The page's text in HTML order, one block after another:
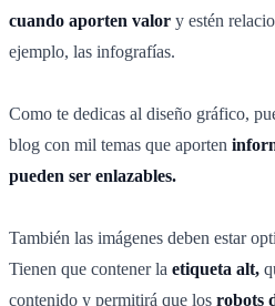
cuando aporten valor y estén
ejemplo, las infografías.
Como te dedicas al diseño gráfico,
blog con mil temas que aporten
pueden ser enlazables.
También las imágenes deben estar
Tienen que contener la etiqueta alt,
contenido y permitirá que los robots